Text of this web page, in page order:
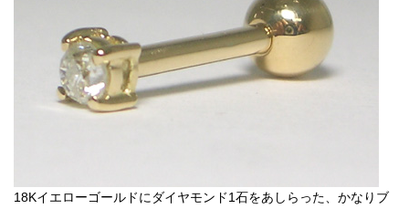
18Kイエローゴールドにダイヤモンド1石をあしらった、かなりブ